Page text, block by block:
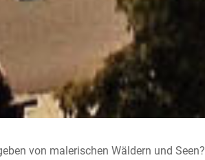
von malerischen Wäldern und Seen?